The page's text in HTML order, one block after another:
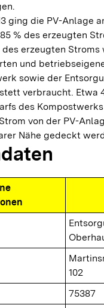
ging die PV-Anlage
% des erzeugten
des erzeugten Stroms
und
sowie der
verbraucht. Etwa
des
von der PV-
Nähe gedeckt
102
75387